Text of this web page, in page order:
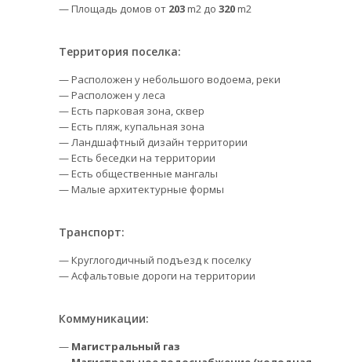
— Площадь домов от 203m2 до 320m2
Территория поселка:
— Расположен у небольшого водоема, реки
— Расположен у леса
— Есть парковая зона, сквер
— Есть пляж, купальная зона
— Ландшафтный дизайн территории
— Есть беседки на территории
— Есть общественные мангалы
— Малые архитектурные формы
Транспорт:
— Круглогодичный подъезд к поселку
— Асфальтовые дороги на территории
Коммуникации:
— Магистральный газ